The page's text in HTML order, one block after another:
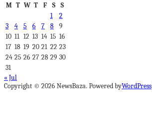
M T W T F S
S
1
2
3
4 5 6 7 8
9
10 11 12 13 14 15 16
17 18 19 20 21 22 23
24 25 26 27 28 29 30
31
« Jul
Copyright © 2026 NewsBaza. Powered byWordPress